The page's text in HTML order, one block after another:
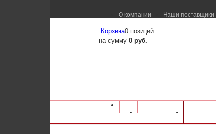
О компании Наши поставщики
Корзина0 позиций
на сумму 0 руб.
Оборудование для ресторанов и кафе